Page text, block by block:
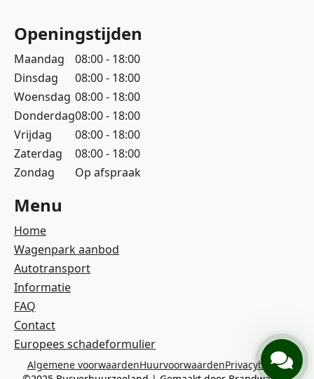
Openingstijden
Maandag
Dinsdag
Woensdag
Donderdag
Vrijdag
Zaterdag
Zondag
08:00 - 18:00
08:00 - 18:00
08:00 - 18:00
08:00 - 18:00
08:00 - 18:00
08:00 - 18:00
Op afspraak
Menu
Home
Wagenpark aanbod
Autotransport
Informatie
FAQ
Contact
Europees schadeformulier
Algemene voorwaardenHuurvoorwaardenPrivacybeleid